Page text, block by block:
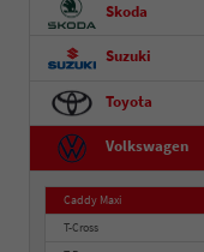
Skoda
Suzuki
Toyota
Volkswagen
Caddy Maxi
T-Cross